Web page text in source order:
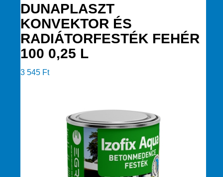
DUNAPLASZT
KONVEKTOR ÉS
RADIÁTORFESTÉK FEHÉR
100 0,25 L
3 545 Ft